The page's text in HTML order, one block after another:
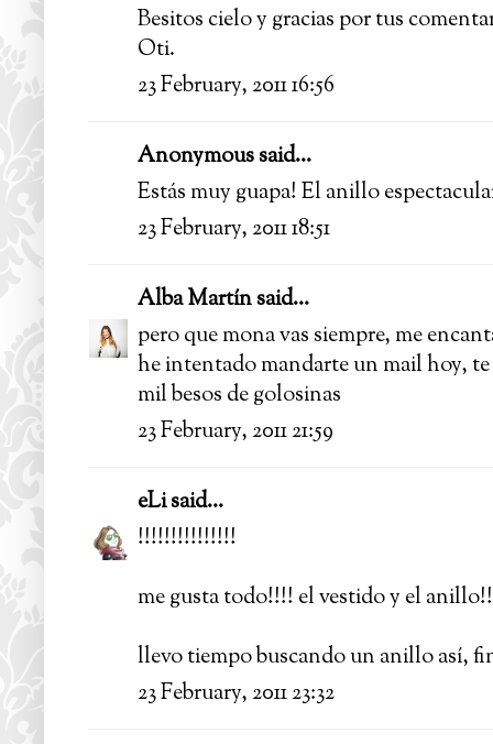
Besitos cielo y gracias por tus
Oti.
23 February, 2011 16:56
Anonymous said...
Estás muy guapa! El anillo
23 February, 2011 18:51
Alba Martínsaid...
pero que mona vas siempre, me
he intentado mandarte un mail hoy, te
mil besos de golosinas
23 February, 2011 21:59
eLisaid...
!!!!!!!!!!!!!!!
me gusta todo!!!! el vestido y el
llevo tiempo buscando un anillo así,
23 February, 2011 23:32